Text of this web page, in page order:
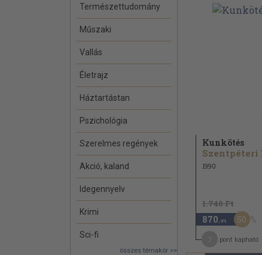
Természettudomány
Műszaki
Vallás
Életrajz
Háztartástan
Pszichológia
Szerelmes regények
Akció, kaland
Idegennyelv
Krimi
Sci-fi
összes témakör >>
Kunkötés
1990
1.740 Ft
870 ,-Ft 50
pont kapható